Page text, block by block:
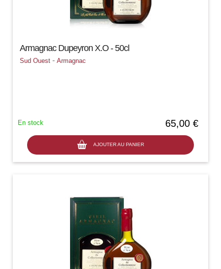
Armagnac Dupeyron X.O - 50cl
Sud Ouest -Armagnac
65,00 €
AJOUTER AU PANIER
En stock